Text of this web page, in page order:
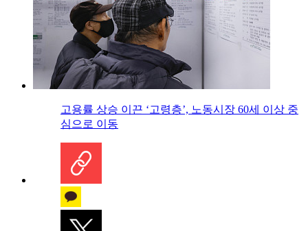
고용률 상승 이끈 ‘고령층’, 노동시장 60세 이상 중
심으로 이동